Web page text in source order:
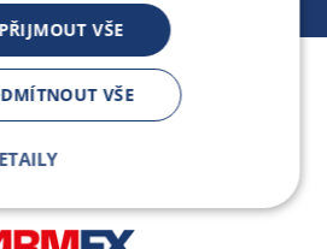
ARMEX a členem Asociace
dodavatelů energií.
PŘIJMOUT VŠE
VŠE
Výkonnostní